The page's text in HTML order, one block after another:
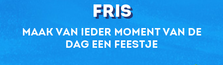
Fris
maak van ieder moment van de
dag een feestje